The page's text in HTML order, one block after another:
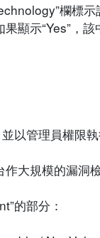
欄標
顯示“Yes”，
以管理員權限執
大規模的漏洞檢
的部分：